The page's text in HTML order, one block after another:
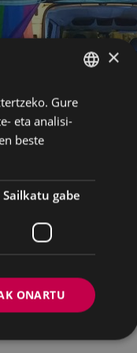
BASQUE
SPANISH
×
Gure
eta analisi-
beste
Sailkatu gabe
ONARTU